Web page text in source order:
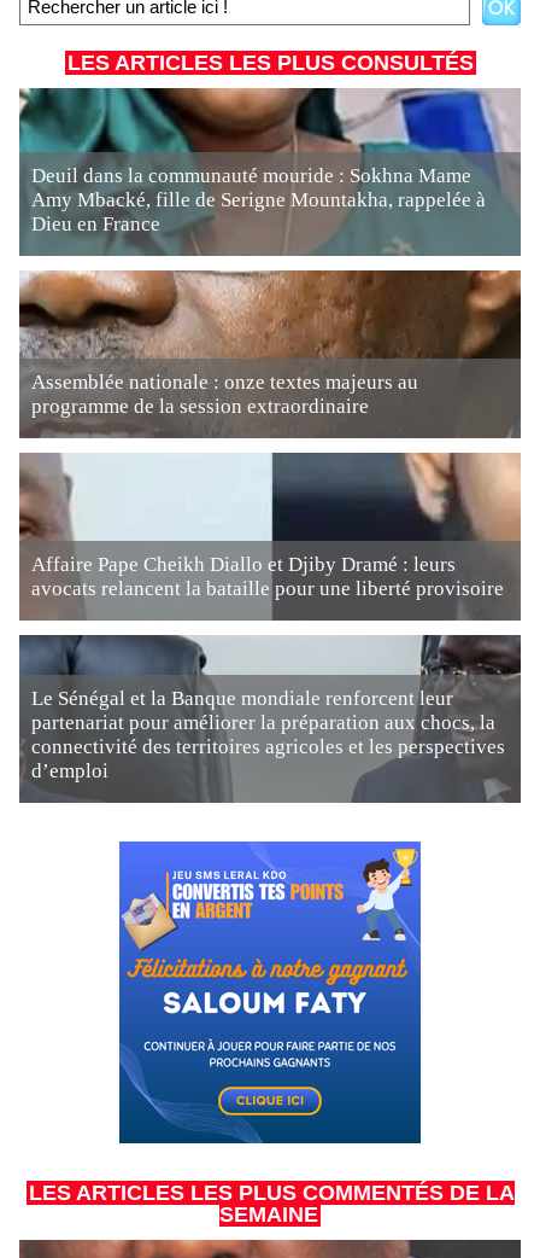
LES ARTICLES LES PLUS CONSULTÉS
Deuil dans la communauté mouride : Sokhna Mame
Amy Mbacké, fille de Serigne Mountakha, rappelée à
Dieu en France
Assemblée nationale : onze textes majeurs au
programme de la session extraordinaire
Affaire Pape Cheikh Diallo et Djiby Dramé : leurs
avocats relancent la bataille pour une liberté provisoire
Le Sénégal et la Banque mondiale renforcent leur
partenariat pour améliorer la préparation aux chocs, la
connectivité des territoires agricoles et les perspectives
d’emploi
LES ARTICLES LES PLUS COMMENTÉS DE LA
SEMAINE